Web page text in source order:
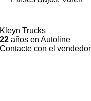
Kleyn Trucks
22 años en Autoline
Contacte con el vendedor